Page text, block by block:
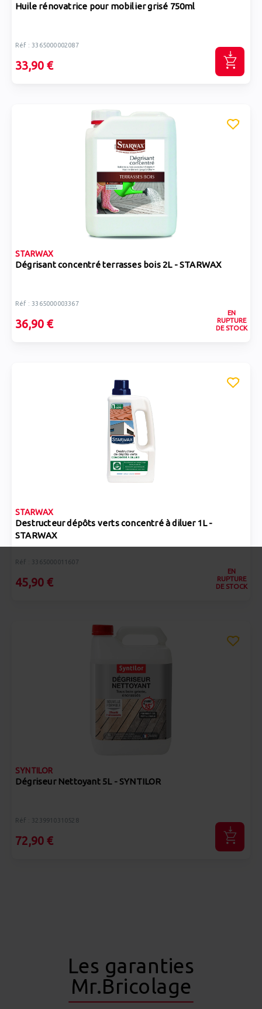
Huile rénovatrice pour mobilier grisé 750ml
Réf : 3365000002087
33,90 €
STARWAX
Dégrisant concentré terrasses bois 2L - STARWAX
Réf : 3365000003367
36,90 €
EN
RUPTURE
DE STOCK
STARWAX
Destructeur dépôts verts concentré à diluer 1L -
STARWAX
Réf : 3365000011607
45,90 €
EN
RUPTURE
DE STOCK
SYNTILOR
Dégriseur Nettoyant 5L - SYNTILOR
Réf : 3239910310528
72,90 €
Les garanties
Mr.Bricolage